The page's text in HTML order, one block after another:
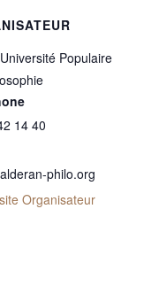
Populaire
14 40
philo.org
Organisateur